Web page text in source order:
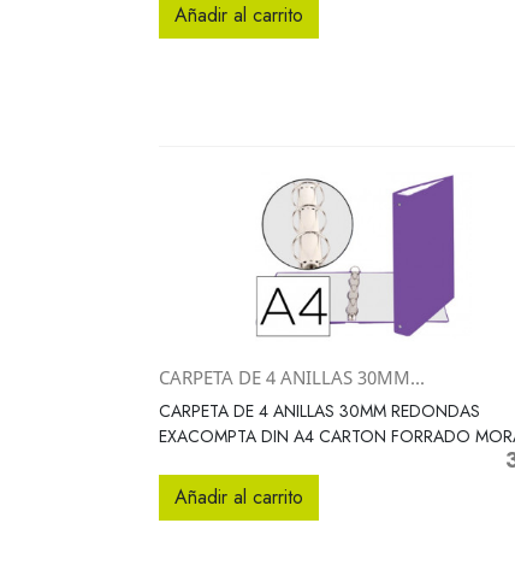
Añadir al carrito
Vista rápida
CARPETA DE 4 ANILLAS 30MM...
CARPETA DE 4 ANILLAS 30MM REDONDAS
EXACOMPTA DIN A4 CARTON FORRADO
Añadir al carrito